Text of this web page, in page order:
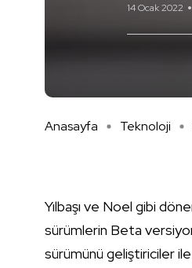
14 Ocak 2022
Anasayfa Teknoloji
Yılbaşı ve Noel gibi
sürümlerin Beta
sürümünü geliştiriciler ile